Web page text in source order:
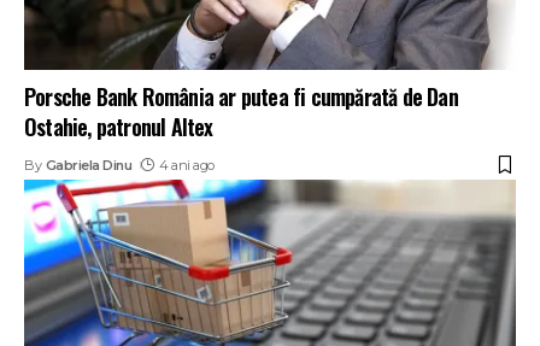
Porsche Bank România ar putea fi cumpărată de Dan
Ostahie, patronul Altex
By Gabriela Dinu 4 ani ago